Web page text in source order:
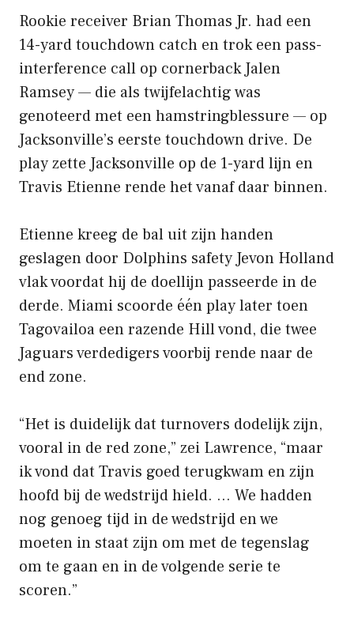
Rookie receiver Brian Thomas Jr. had een
14-yard touchdown catch en trok een pass-
interference call op cornerback Jalen
Ramsey — die als twijfelachtig was
genoteerd met een hamstringblessure — op
Jacksonville’s eerste touchdown drive. De
play zette Jacksonville op de 1-yard lijn en
Travis Etienne rende het vanaf daar binnen.
Etienne kreeg de bal uit zijn handen
geslagen door Dolphins safety Jevon Holland
vlak voordat hij de doellijn passeerde in de
derde. Miami scoorde één play later toen
Tagovailoa een razende Hill vond, die twee
Jaguars verdedigers voorbij rende naar de
end zone.
“Het is duidelijk dat turnovers dodelijk zijn,
vooral in de red zone,” zei Lawrence, “maar
ik vond dat Travis goed terugkwam en zijn
hoofd bij de wedstrijd hield. … We hadden
nog genoeg tijd in de wedstrijd en we
moeten in staat zijn om met de tegenslag
om te gaan en in de volgende serie te
scoren.”